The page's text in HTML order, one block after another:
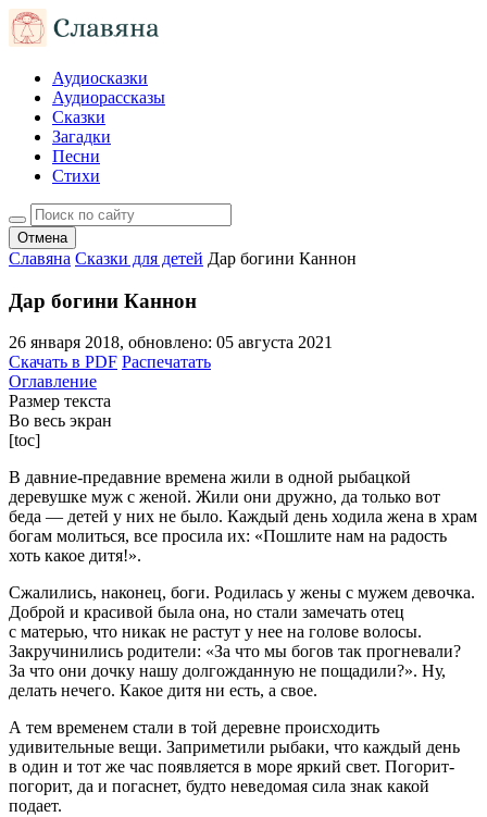
Аудиосказки
Аудиорассказы
Сказки
Загадки
Песни
Стихи
Отмена
Славяна Сказки для детей Дар богини Каннон
Дар богини Каннон
26 января 2018, обновлено: 05 августа 2021
Скачать в PDF Распечатать
Оглавление
Размер текста
Во весь экран
[toc]
В давние-предавние времена жили в одной рыбацкой
деревушке муж с женой. Жили они дружно, да только вот
беда — детей у них не было. Каждый день ходила жена в храм
богам молиться, все просила их: «Пошлите нам на радость
хоть какое дитя!».
Сжалились, наконец, боги. Родилась у жены с мужем девочка.
Доброй и красивой была она, но стали замечать отец
с матерью, что никак не растут у нее на голове волосы.
Закручинились родители: «За что мы богов так прогневали?
За что они дочку нашу долгожданную не пощадили?». Ну,
делать нечего. Какое дитя ни есть, а свое.
А тем временем стали в той деревне происходить
удивительные вещи. Заприметили рыбаки, что каждый день
в один и тот же час появляется в море яркий свет. Погорит-
погорит, да и погаснет, будто неведомая сила знак какой
подает.